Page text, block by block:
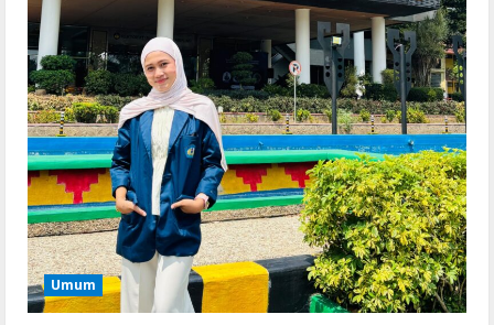
Umum
3
MATLAB R2024b Crack exe [Full] x64
Bypass
August 7, 2026
4
Serialers
VMware Workstation Portable +
Activator Final
August 6, 2026
Serialers
MATLAB Crack + Portable Clean